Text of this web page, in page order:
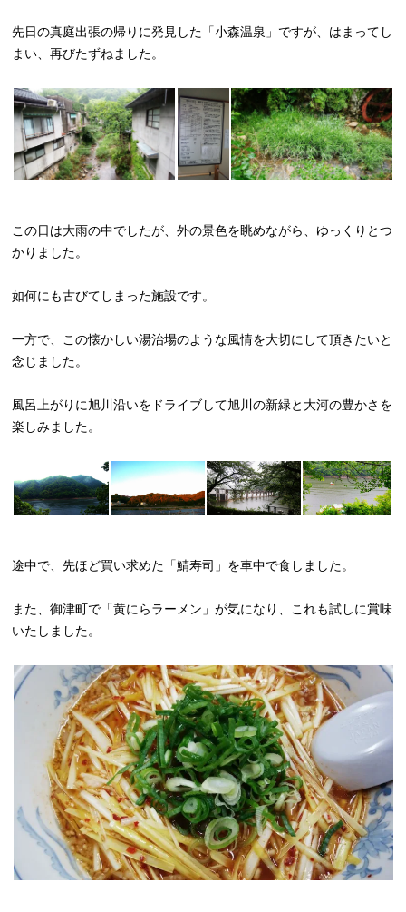
先日の真庭出張の帰りに発見した「小森温泉」ですが、はまってし
まい、再びたずねました。
この日は大雨の中でしたが、外の景色を眺めながら、ゆっくりとつ
かりました。
如何にも古びてしまった施設です。
一方で、この懐かしい湯治場のような風情を大切にして頂きたいと
念じました。
風呂上がりに旭川沿いをドライブして旭川の新緑と大河の豊かさを
楽しみました。
途中で、先ほど買い求めた「鯖寿司」を車中で食しました。
また、御津町で「黄にらラーメン」が気になり、これも試しに賞味
いたしました。